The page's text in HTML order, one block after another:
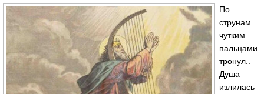
По
струнам
чутким
пальцами
тронул..
Душа
излилась